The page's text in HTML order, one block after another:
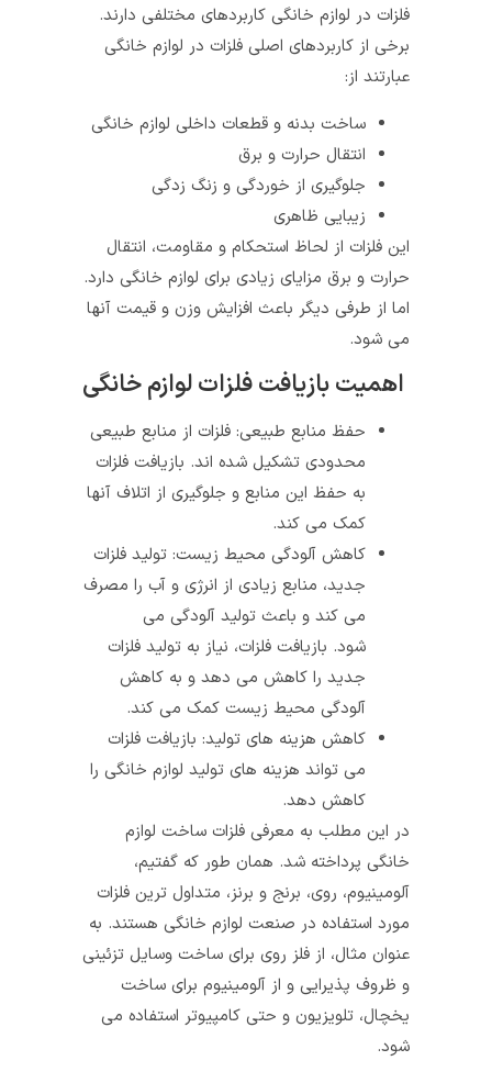
فلزات در لوازم خانگی کاربردهای مختلفی دارند.
برخی از کاربردهای اصلی فلزات در لوازم خانگی
ساخت بدنه و قطعات داخلی لوازم خانگی
انتقال حرارت و برق
جلوگیری از خوردگی و زنگ زدگی
زیبایی ظاهری
این فلزات از لحاظ استحکام و مقاومت، انتقال
حرارت و برق مزایای زیادی برای لوازم خانگی دارد.
اما از طرفی دیگر باعث افزایش وزن و قیمت آنها
اهمیت بازیافت فلزات لوازم خانگی
حفظ منابع طبیعی: فلزات از منابع طبیعی
محدودی تشکیل شده اند. بازیافت فلزات
به حفظ این منابع و جلوگیری از اتلاف آنها
کمک می کند.
کاهش آلودگی محیط زیست: تولید فلزات
جدید، منابع زیادی از انرژی و آب را مصرف
می کند و باعث تولید آلودگی می
شود. بازیافت فلزات، نیاز به تولید فلزات
جدید را کاهش می دهد و به کاهش
آلودگی محیط زیست کمک می کند.
کاهش هزینه های تولید: بازیافت فلزات
می تواند هزینه های تولید لوازم خانگی را
کاهش دهد.
در این مطلب به معرفی فلزات ساخت لوازم
خانگی پرداخته شد. همان طور که گفتیم،
آلومینیوم، روی، برنج و برنز، متداول‌ ترین فلزات
مورد استفاده در صنعت لوازم خانگی هستند. به
عنوان مثال، از فلز روی برای ساخت وسایل تزئینی
و ظروف پذیرایی و از آلومینیوم برای ساخت
یخچال، تلویزیون و حتی کامپیوتر استفاده می‌